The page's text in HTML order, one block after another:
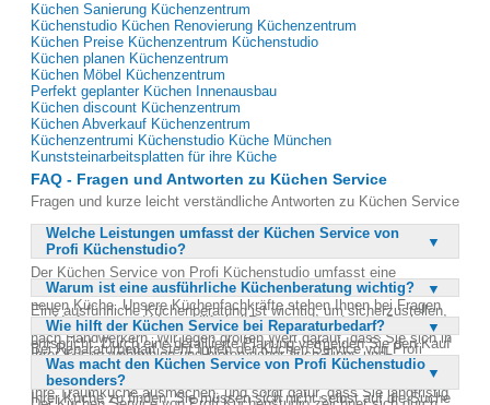
Küchen Sanierung Küchenzentrum
Küchenstudio Küchen Renovierung Küchenzentrum
Küchen Preise Küchenzentrum Küchenstudio
Küchen planen Küchenzentrum
Küchen Möbel Küchenzentrum
Perfekt geplanter Küchen Innenausbau
Küchen discount Küchenzentrum
Küchen Abverkauf Küchenzentrum
Küchenzentrumi Küchenstudio Küche München
Kunststeinarbeitsplatten für ihre Küche
FAQ - Fragen und Antworten zu Küchen Service
Fragen und kurze leicht verständliche Antworten zu Küchen Service
Welche Leistungen umfasst der Küchen Service von
Profi Küchenstudio?
Der Küchen Service von Profi Küchenstudio umfasst eine
umfassende Beratung und Unterstützung nach dem Aufbau Ihrer
neuen Küche. Unsere Küchenfachkräfte stehen Ihnen bei Fragen
zur Verfügung und bieten Hilfe bei Reparaturen oder der Suche
nach Handwerkern. Wir legen großen Wert darauf, dass Sie sich in
Ihrer Küche wohlfühlen und bieten daher auch Tipps und
Ratschläge, um Ihre Küche optimal zu nutzen.
Warum ist eine ausführliche Küchenberatung wichtig?
Eine ausführliche Küchenberatung ist wichtig, um sicherzustellen,
dass Ihre neue Küche genau Ihren Bedürfnissen und Wünschen
entspricht. Durch eine detaillierte Planung vermeiden Sie den Kauf
einer Küche, die Ihnen am Ende nicht gefällt. Eine gute Beratung
hilft Ihnen, alle modernen Geräte und Funktionen zu integrieren, die
Ihre Traumküche ausmachen, und sorgt dafür, dass Sie langfristig
Wie hilft der Küchen Service bei Reparaturbedarf?
Bei Reparaturbedarf steht Ihnen der Küchen Service von Profi
Küchenstudio mit Rat und Tat zur Seite. Unsere Fachkräfte sind
darauf spezialisiert, schnell und effizient Lösungen für Probleme in
Ihrer Küche zu finden. Sie müssen sich nicht selbst auf die Suche
Was macht den Küchen Service von Profi Küchenstudio
besonders?